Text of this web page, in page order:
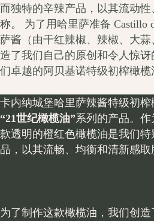
而独特的辛辣产品，以其流动
称。 为了用哈里萨准备 Castillo
萨酱（由干红辣椒、辣椒、大蒜
造了我们自己的原创和令人惊
们卓越的阿贝基诺特级初榨橄榄
卡内纳城堡哈里萨辣酱特级初
“21世纪橄榄油”系列的产品。
款透明的橙红色橄榄油是我们
品，以其流畅、均衡和清新感取
为了制作这款橄榄油，我们创造